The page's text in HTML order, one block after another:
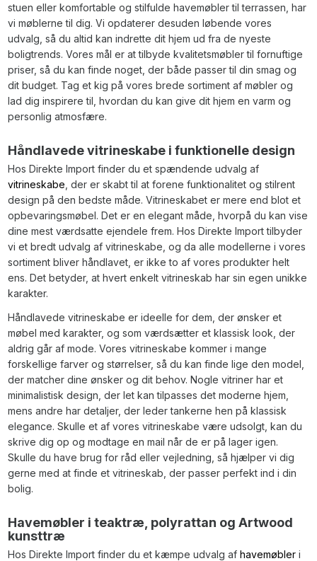
stuen eller komfortable og stilfulde havemøbler til terrassen, har
vi møblerne til dig. Vi opdaterer desuden løbende vores
udvalg, så du altid kan indrette dit hjem ud fra de nyeste
boligtrends. Vores mål er at tilbyde kvalitetsmøbler til fornuftige
priser, så du kan finde noget, der både passer til din smag og
dit budget. Tag et kig på vores brede sortiment af møbler og
lad dig inspirere til, hvordan du kan give dit hjem en varm og
personlig atmosfære.
Håndlavede vitrineskabe i funktionelle design
Hos Direkte Import finder du et spændende udvalg af
vitrineskabe , der er skabt til at forene funktionalitet og stilrent
design på den bedste måde. Vitrineskabet er mere end blot et
opbevaringsmøbel. Det er en elegant måde, hvorpå du kan vise
dine mest værdsatte ejendele frem. Hos Direkte Import tilbyder
vi et bredt udvalg af vitrineskabe, og da alle modellerne i vores
sortiment bliver håndlavet, er ikke to af vores produkter helt
ens. Det betyder, at hvert enkelt vitrineskab har sin egen unikke
karakter.
Håndlavede vitrineskabe er ideelle for dem, der ønsker et
møbel med karakter, og som værdsætter et klassisk look, der
aldrig går af mode. Vores vitrineskabe kommer i mange
forskellige farver og størrelser, så du kan finde lige den model,
der matcher dine ønsker og dit behov. Nogle vitriner har et
minimalistisk design, der let kan tilpasses det moderne hjem,
mens andre har detaljer, der leder tankerne hen på klassisk
elegance. Skulle et af vores vitrineskabe være udsolgt, kan du
skrive dig op og modtage en mail når de er på lager igen.
Skulle du have brug for råd eller vejledning, så hjælper vi dig
gerne med at finde et vitrineskab, der passer perfekt ind i din
bolig.
Havemøbler i teaktræ, polyrattan og Artwood
kunsttræ
Hos Direkte Import finder du et kæmpe udvalg afhavemøbler i